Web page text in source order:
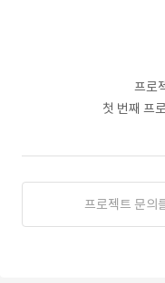
프로
첫 번째 프
프로젝트 문의